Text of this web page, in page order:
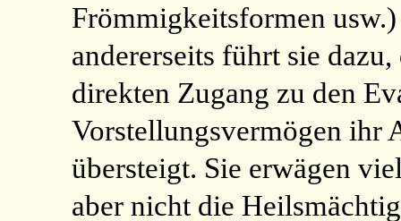
Frömmigkeitsformen
andererseits führt sie
direkten Zugang zu den
Vorstellungsvermögen ihr
übersteigt. Sie erwägen
aber nicht die